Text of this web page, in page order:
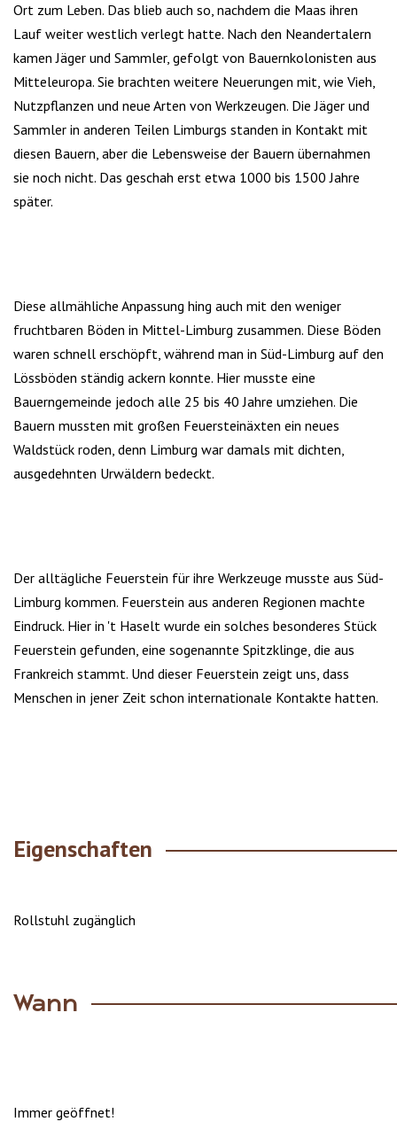
Ort zum Leben. Das blieb auch so, nachdem die Maas ihren
Lauf weiter westlich verlegt hatte. Nach den Neandertalern
kamen Jäger und Sammler, gefolgt von Bauernkolonisten aus
Mitteleuropa. Sie brachten weitere Neuerungen mit, wie Vieh,
Nutzpflanzen und neue Arten von Werkzeugen. Die Jäger und
Sammler in anderen Teilen Limburgs standen in Kontakt mit
diesen Bauern, aber die Lebensweise der Bauern übernahmen
sie noch nicht. Das geschah erst etwa 1000 bis 1500 Jahre
später.
Diese allmähliche Anpassung hing auch mit den weniger
fruchtbaren Böden in Mittel-Limburg zusammen. Diese Böden
waren schnell erschöpft, während man in Süd-Limburg auf den
Lössböden ständig ackern konnte. Hier musste eine
Bauerngemeinde jedoch alle 25 bis 40 Jahre umziehen. Die
Bauern mussten mit großen Feuersteinäxten ein neues
Waldstück roden, denn Limburg war damals mit dichten,
ausgedehnten Urwäldern bedeckt.
Der alltägliche Feuerstein für ihre Werkzeuge musste aus Süd-
Limburg kommen. Feuerstein aus anderen Regionen machte
Eindruck. Hier in 't Haselt wurde ein solches besonderes Stück
Feuerstein gefunden, eine sogenannte Spitzklinge, die aus
Frankreich stammt. Und dieser Feuerstein zeigt uns, dass
Menschen in jener Zeit schon internationale Kontakte hatten.
Eigenschaften
Rollstuhl zugänglich
Wann
Immer geöffnet!